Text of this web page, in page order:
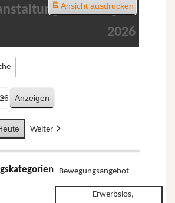
im August
2026
Weiter
Bewegungsangebot
Erwerbslos,
Ansichtausdrucken